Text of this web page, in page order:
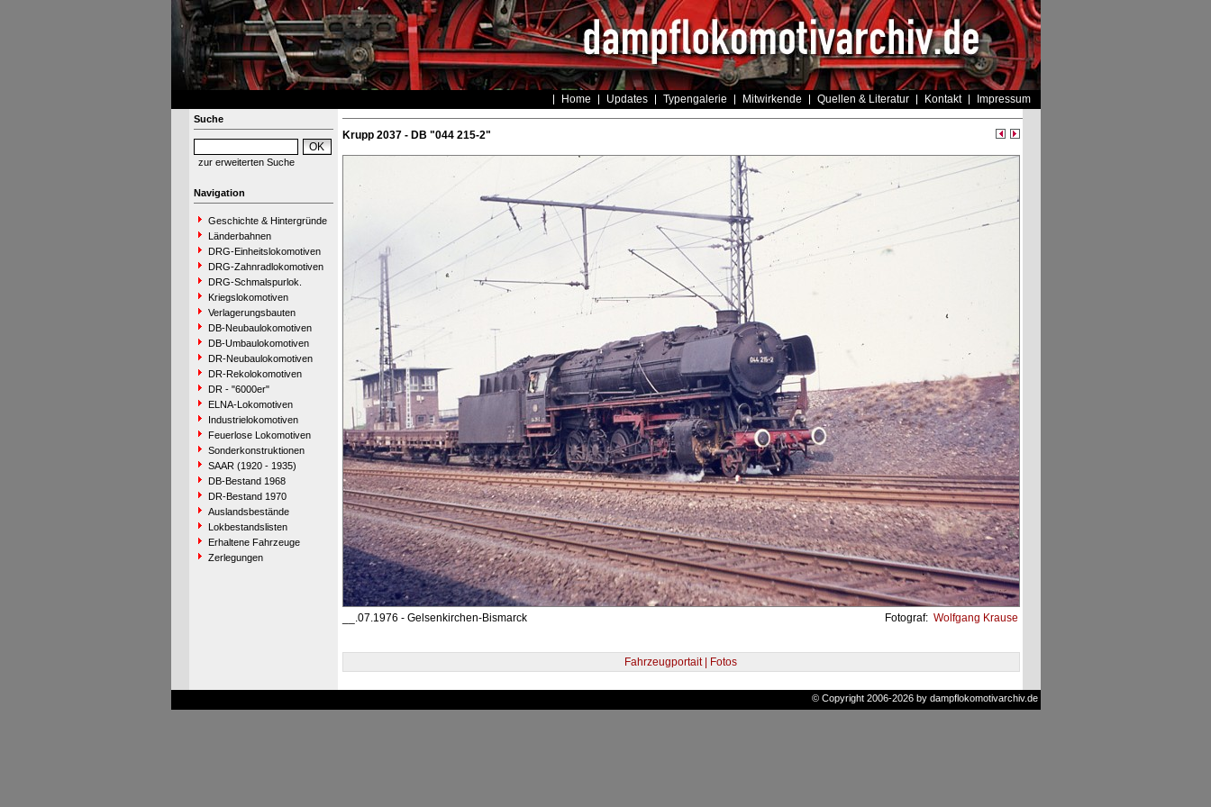
Home Updates Typengalerie Mitwirkende Quellen & Literatur Kontakt Impressum
Suche
zur erweiterten Suche
Navigation
Geschichte & Hintergründe
Länderbahnen
DRG-Einheitslokomotiven
DRG-Zahnradlokomotiven
DRG-Schmalspurlok.
Kriegslokomotiven
Verlagerungsbauten
DB-Neubaulokomotiven
DB-Umbaulokomotiven
DR-Neubaulokomotiven
DR-Rekolokomotiven
DR - "6000er"
ELNA-Lokomotiven
Industrielokomotiven
Feuerlose Lokomotiven
Sonderkonstruktionen
SAAR (1920 - 1935)
DB-Bestand 1968
DR-Bestand 1970
Auslandsbestände
Lokbestandslisten
Erhaltene Fahrzeuge
Zerlegungen
Krupp 2037 - DB "044 215-2"
__.07.1976 - Gelsenkirchen-Bismarck Fotograf: Wolfgang Krause
Fahrzeugportait | Fotos
© Copyright 2006-2026 by dampflokomotivarchiv.de